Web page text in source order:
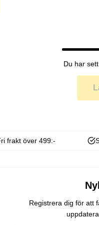
Du har
frakt över 499:-
Registrera dig för att